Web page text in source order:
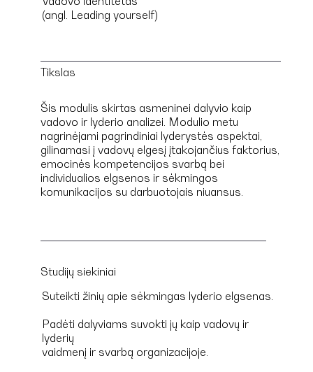
(angl. Leading yourself)
Tikslas
Šis modulis skirtas asmeninei dalyvio kaip
vadovo ir lyderio analizei. Modulio metu
nagrinėjami pagrindiniai lyderystės aspektai,
gilinamasi į vadovų elgesį įtakojančius faktorius,
emocinės kompetencijos svarbą bei
individualios elgsenos ir sėkmingos
komunikacijos su darbuotojais niuansus.
Studijų siekiniai
Suteikti žinių apie sėkmingas lyderio elgsenas.
Padėti dalyviams suvokti jų kaip vadovų ir
lyderių
vaidmenį ir svarbą organizacijoje.